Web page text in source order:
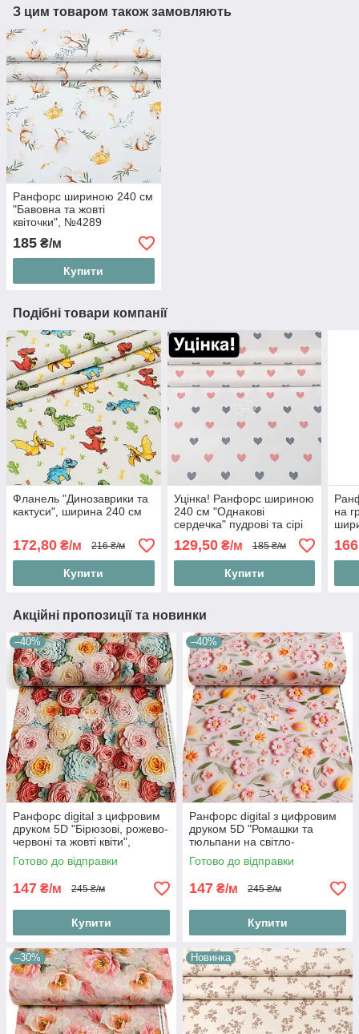
З цим товаром також замовляють
Ранфорс шириною 240 см
"Бавовна та жовті
квіточки", №4289
185 ₴/м
Купити
Подібні товари компанії
Фланель "Динозаврики та
кактуси", ширина 240 см
172,80 ₴/м 216 ₴/м
Купити
Уцінка! Ранфорс шириною
240 см "Однакові
сердечка" пудрові та сірі
129,50₴/м 185 ₴/м
Купити
на
Акційні пропозиції та новинки
–40%
Ранфорс digital з цифровим
друком 5D "Бірюзові, рожево-
червоні та жовті квіти",
№5540
Готово до відправки
147 ₴/м 245 ₴/м
Купити
–40%
Ранфорс digital з цифровим
друком 5D "Ромашки та
тюльпани на світло-
рожевому тлі", №5542
Готово до відправки
147 ₴/м 245 ₴/м
Купити
–30% Новинка